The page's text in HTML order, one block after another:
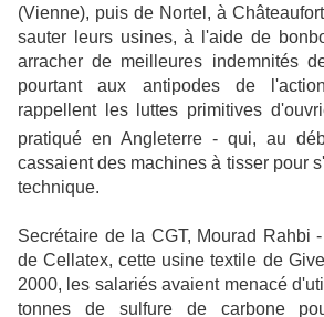
(Vienne), puis de Nortel, à
sauter leurs usines, à l'aide de
arracher de meilleures indemnités
pourtant aux antipodes de
rappellent les luttes primitives
pratiqué en Angleterre - qui, au
cassaient des machines à tisser pour
technique.
Secrétaire de la CGT, Mourad Rahbi
de Cellatex, cette usine textile de
2000, les salariés avaient menacé
tonnes de sulfure de carbone